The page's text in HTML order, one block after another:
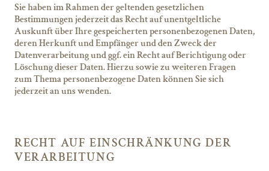
Sie haben im Rahmen der geltenden gesetzlichen
Bestimmungen jederzeit das Recht auf unentgeltliche
Auskunft über Ihre gespeicherten personenbezogenen Daten,
deren Herkunft und Empfänger und den Zweck der
Datenverarbeitung und ggf. ein Recht auf Berichtigung oder
Löschung dieser Daten. Hierzu sowie zu weiteren Fragen
zum Thema personenbezogene Daten können Sie sich
jederzeit an uns wenden.
RECHT AUF EINSCHRÄNKUNG DER
VERARBEITUNG